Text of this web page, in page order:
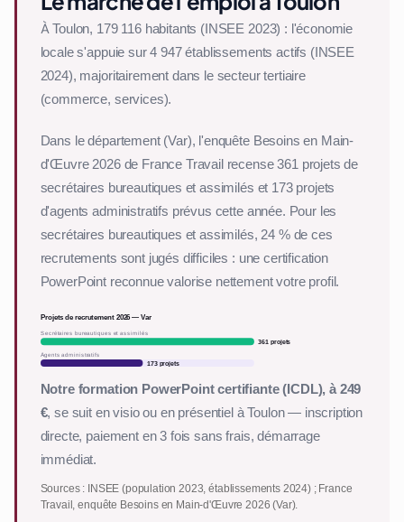
À Toulon, 179 116 habitants (INSEE 2023) : l'économie
locale s'appuie sur 4 947 établissements actifs (INSEE
2024), majoritairement dans le secteur tertiaire
(commerce, services).
Dans le département (Var), l'enquête Besoins en Main-
d'Œuvre 2026 de France Travail recense 361 projets de
secrétaires bureautiques et assimilés et 173 projets
d'agents administratifs prévus cette année. Pour les
secrétaires bureautiques et assimilés, 24 % de ces
recrutements sont jugés difficiles : une certification
PowerPoint reconnue valorise nettement votre profil.
Projets de recrutement 2026 — Var
Secrétaires bureautiques et assimilés
361 projets
Agents administratifs
173 projets
Notre formation PowerPoint certifiante (ICDL), à 249
€, se suit en visio ou en présentiel à Toulon — inscription
directe, paiement en 3 fois sans frais, démarrage
immédiat.
Sources : INSEE (population 2023, établissements 2024) ; France
Travail, enquête Besoins en Main-d'Œuvre 2026 (Var).